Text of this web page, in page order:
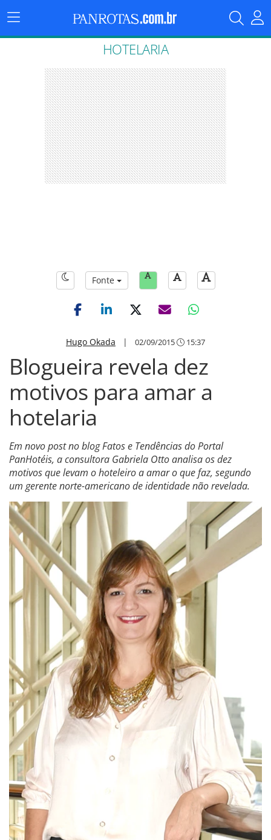
Menu
Principal
HOTELARIA
Fonte
Hugo Okada | 02/09/2015 15:37
Blogueira revela dez
motivos para amar a
hotelaria
Em novo post no blog Fatos e Tendências do Portal
PanHotéis, a consultora Gabriela Otto analisa os dez
motivos que levam o hoteleiro a amar o que faz, segundo
um gerente norte-americano de identidade não revelada.